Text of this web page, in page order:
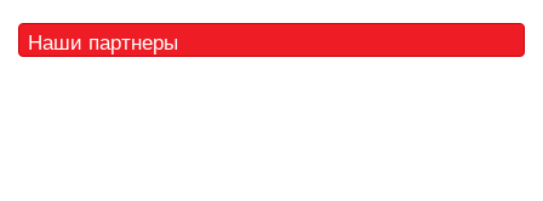
Наши партнеры